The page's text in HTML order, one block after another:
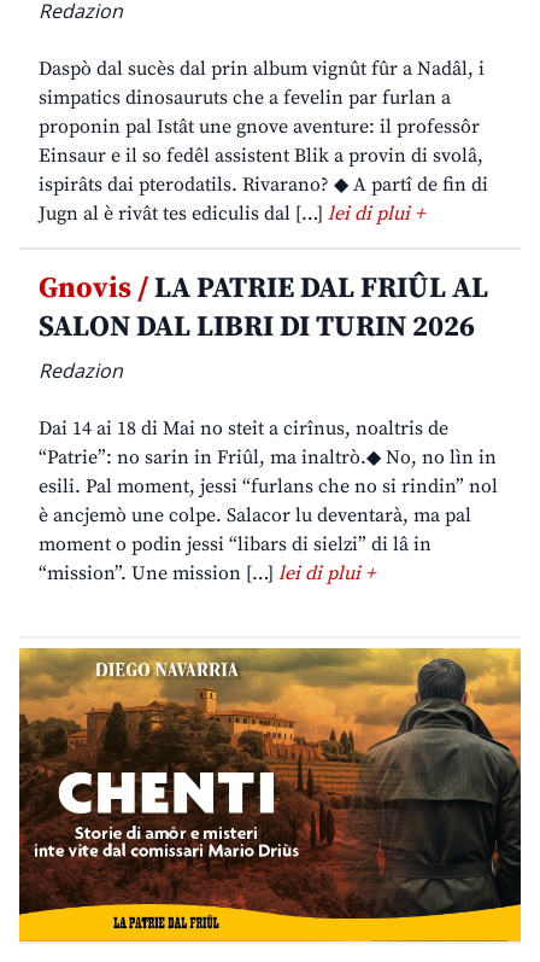
Redazion
Daspò dal sucès dal prin album vignût fûr a Nadâl, i
simpatics dinosauruts che a fevelin par furlan a
proponin pal Istât une gnove aventure: il professôr
Einsaur e il so fedêl assistent Blik a provin di svolâ,
ispirâts dai pterodatils. Rivarano? ◆ A partî de fin di
Jugn al è rivât tes ediculis dal […] lei di plui +
Gnovis /LA PATRIE DAL FRIÛL AL
SALON DAL LIBRI DI TURIN 2026
Redazion
Dai 14 ai 18 di Mai no steit a cirînus, noaltris de
“Patrie”: no sarin in Friûl, ma inaltrò.◆ No, no lìn in
esili. Pal moment, jessi “furlans che no si rindin” nol
è ancjemò une colpe. Salacor lu deventarà, ma pal
moment o podin jessi “libars di sielzi” di lâ in
“mission”. Une mission […] lei di plui +